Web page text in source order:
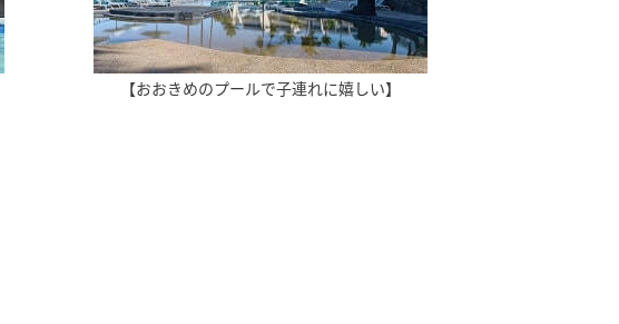
【おおきめのプールで子連れに嬉しい】